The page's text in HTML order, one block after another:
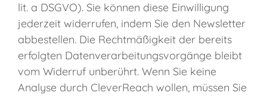
lit. a DSGVO). Sie können diese Einwilligung
jederzeit widerrufen, indem Sie den Newsletter
abbestellen. Die Rechtmäßigkeit der bereits
erfolgten Datenverarbeitungsvorgänge bleibt
vom Widerruf unberührt. Wenn Sie keine
Analyse durch CleverReach wollen, müssen Sie